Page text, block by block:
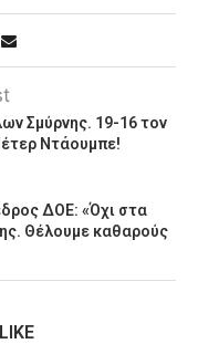
Σμύρνης. 19-16 τον
Ντάουμπε!
ΔΟΕ: «Όχι στα
Θέλουμε καθαρούς